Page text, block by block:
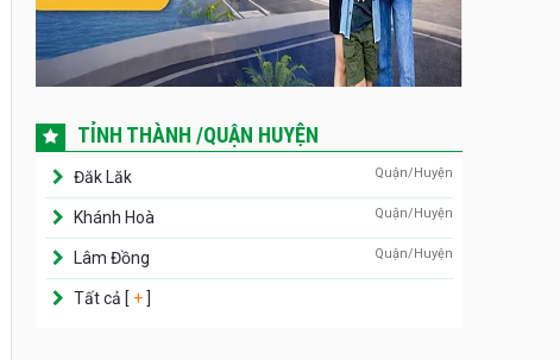
TỈNH THÀNH /QUẬN HUYỆN
Đăk Lăk Quận/Huyện
Khánh Hoà Quận/Huyện
Lâm Đồng Quận/Huyện
Tất cả [ +]